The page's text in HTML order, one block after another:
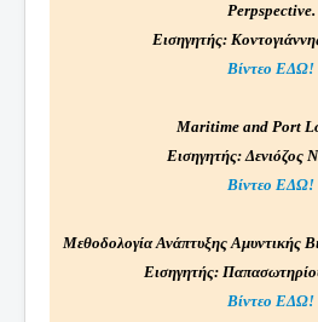
Perpspective.
Εισηγητής:
Βίντεο ΕΔΩ!
Maritime and Port
Εισηγητής:Δενιόζος
Βίντεο ΕΔΩ!
Μεθοδολογία Ανάπτυξης Αμυντικής
Εισηγητής:
Βίντεο ΕΔΩ!